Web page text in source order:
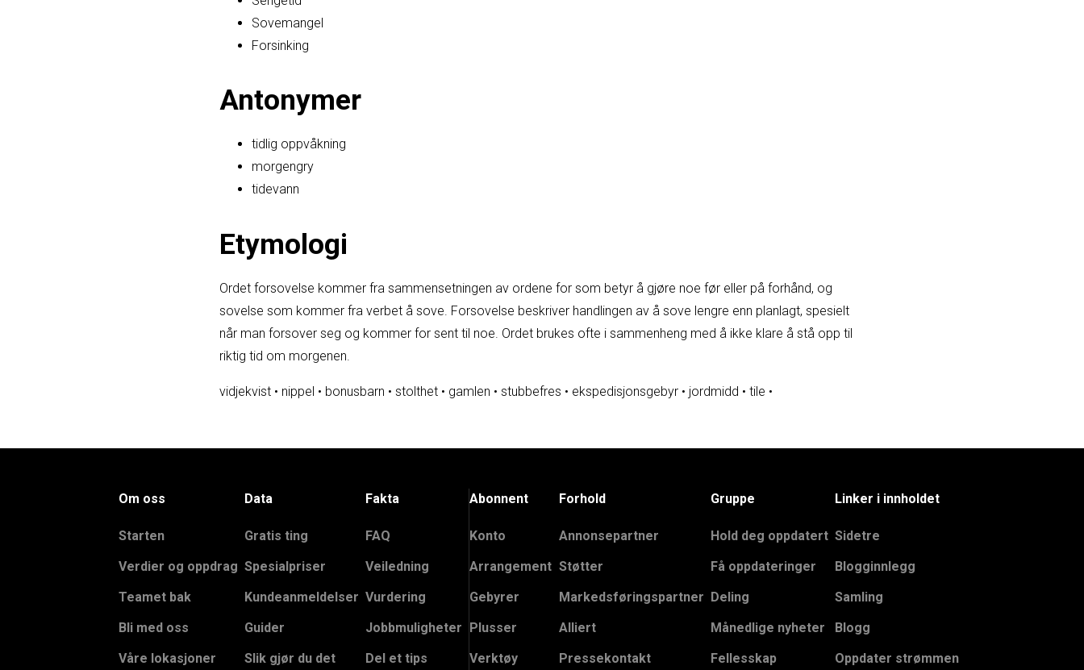
Sovemangel
Forsinking
Antonymer
tidlig oppvåkning
morgengry
tidevann
Etymologi
Ordet forsovelse kommer fra sammensetningen av ordene for som betyr å gjøre noe før eller på forhånd, og
sovelse som kommer fra verbet å sove. Forsovelse beskriver handlingen av å sove lengre enn planlagt, spesielt
når man forsover seg og kommer for sent til noe. Ordet brukes ofte i sammenheng med å ikke klare å stå opp til
riktig tid om morgenen.
vidjekvist • nippel • bonusbarn • stolthet • gamlen • stubbefres • ekspedisjonsgebyr • jordmidd • tile •
Om oss
Starten
Verdier og oppdrag
Teamet bak
Bli med oss
Våre lokasjoner
Data
Gratis ting
Spesialpriser
Kundeanmeldelser
Guider
Slik gjør du det
Fakta
FAQ
Veiledning
Vurdering
Jobbmuligheter
Del et tips
Abonnent
Konto
Arrangement
Gebyrer
Plusser
Verktøy
Forhold
Annonsepartner
Støtter
Markedsføringspartner
Alliert
Pressekontakt
Gruppe
Hold deg oppdatert
Få oppdateringer
Deling
Månedlige nyheter
Fellesskap
Linker i innholdet
Sidetre
Blogginnlegg
Samling
Blogg
Oppdater strømmen